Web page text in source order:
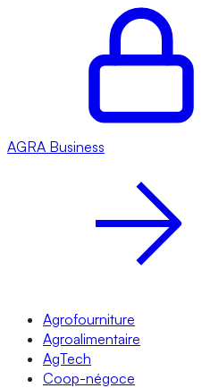
AGRA Business
Agrofourniture
Agroalimentaire
AgTech
Coop-négoce